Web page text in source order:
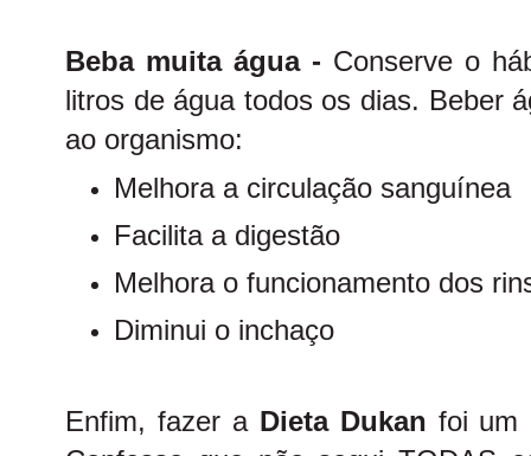
Beba muita água - Conserve o
litros de água todos os dias. Beber
ao organismo:
Melhora a circulação sanguínea
Facilita a digestão
Melhora o funcionamento dos
Diminui o inchaço
Enfim, fazer aDieta Dukan foi um